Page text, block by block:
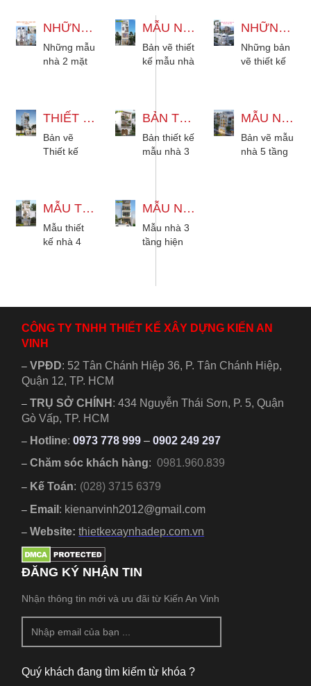
NHỮNG MẪU NHÀ 2 MẶT TIỀN 2 3 4 TẦNG ĐƯỢC ƯA CHUỘNG
Những mẫu
nhà 2 mặt
hiện đại và
được ưa...
MẪU NHÀ 4 TẦNG CÓ THANG MÁY 4X13M HIỆN ĐẠI
Bản vẽ thiết
kế mẫu nhà
đại 3 phòng
đình 2
đến...
NHỮNG BẢN VẼ THIẾT KẾ MẪU NHÀ CÓ THANG MÁY 4X15M 6X12M...
Những bản
vẽ thiết kế
diện tích
tầng từ
4x15m,
THIẾT KẾ NHÀ 4 TẦNG THANG MÁY 1 LỬNG 1 TUM HIỆN ĐẠI
Bản vẽ
Thiết kế
tum hiện
đại. Phù
hợp gia
đình từ 3 -5
BẢN THIẾT KẾ MẪU NHÀ 3 TẦNG HIỆN ĐẠI 5X18M
Bản thiết kế
mẫu nhà 3
phù hợp
mọi diện
tích. Đủ
tiện...
MẪU NHÀ 5 TẦNG KẾT HỢP KINH DOANH 10X20M TÂN CỔ ĐIỂN
Bản vẽ mẫu
nhà 5 tầng
MẪU THIẾT KẾ NHÀ 4 TẦNG 1 TUM HIỆN ĐẠI 3 PHÒNG NGỦ
Mẫu thiết
kế nhà 4
2 đến 4
người....
MẪU NHÀ 3 TẦNG HIỆN ĐẠI 4X19M CÓ SÂN THƯỢNG ĐẸP
Mẫu nhà 3
tầng hiện
đại có 3...
CÔNG TY TNHH THIẾT KẾ XÂY DỰNG KIẾN AN
VINH
–VPĐD: 52 Tân Chánh Hiệp 36, P. Tân Chánh Hiệp,
Quận 12, TP. HCM
– TRỤ SỞ CHÍNH :434 Nguyễn Thái Sơn, P. 5, Quận
Gò Vấp, TP. HCM
– Hotline: 0973 778 999 –0902 249 297
– Chăm sóc khách hàng: 0981.960.839
– Kế Toán: (028) 3715 6379
– Email : kienanvinh2012@gmail.com
– Website:thietkexaynhadep.com.vn
ĐĂNG KÝ NHẬN TIN
Nhận thông tin mới và ưu đãi từ Kiến An Vinh
Quý khách đang tìm kiếm từ khóa ?